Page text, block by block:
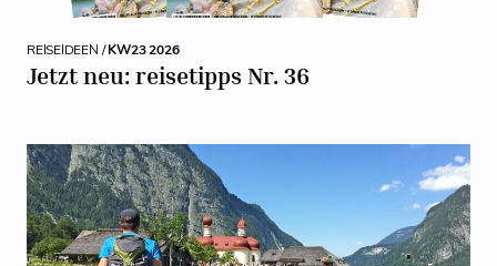
REISEIDEEN /KW23 2026
Jetzt neu: reisetipps Nr. 36